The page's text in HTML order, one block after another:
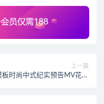
上一篇
时尚中式纪实预告MV花絮